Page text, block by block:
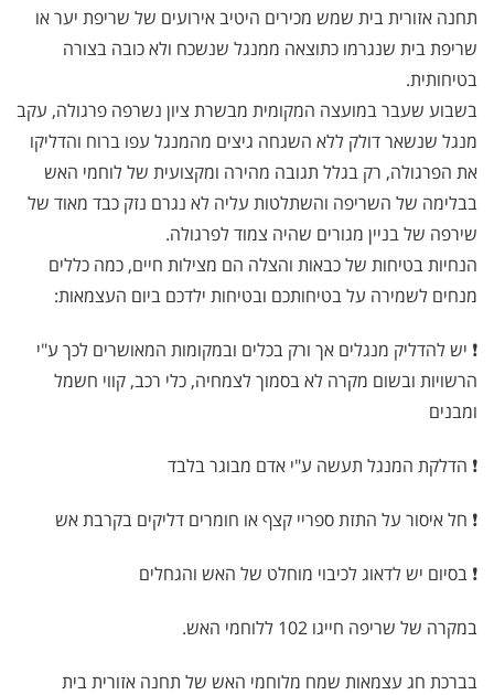
תחנה אזורית בית שמש מכירים היטיב אירועים של שריפת יער או
שריפת בית שנגרמו כתוצאה ממנגל שנשכח ולא כובה בצורה
בטיחותית.
בשבוע שעבר במועצה המקומית מבשרת ציון נשרפה פרגולה, עקב
מנגל שנשאר דולק ללא השגחה גיצים מהמנגל עפו ברוח והדליקו
את הפרגולה, רק בגלל תגובה מהירה ומקצועית של לוחמי האש
בבלימה של השריפה והשתלטות עליה לא נגרם נזק כבד מאוד של
שירפה של בניין מגורים שהיה צמוד לפרגולה.
הנחיות בטיחות של כבאות והצלה הם מצילות חיים, כמה כללים
מנחים לשמירה על בטיחותכם ובטיחות ילדכם ביום העצמאות:
❗ יש להדליק מנגלים אך ורק בכלים ובמקומות המאושרים לכך ע"י
הרשויות ובשום מקרה לא בסמוך לצמחיה, כלי רכב, קווי חשמל
ומבנים
❗ הדלקת המנגל תעשה ע"י אדם מבוגר בלבד
❗ חל איסור על התזת ספריי קצף או חומרים דליקים בקרבת אש
❗ בסיום יש לדאוג לכיבוי מוחלט של האש והגחלים
במקרה של שריפה חייגו 102 ללוחמי האש.
בברכת חג עצמאות שמח מלוחמי האש של תחנה אזורית בית